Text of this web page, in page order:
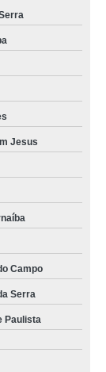
Jesus
Campo
Serra
Paulista